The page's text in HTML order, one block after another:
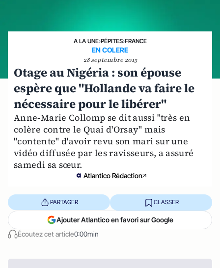
A LA UNE›PÉPITES›FRANCE
EN COLERE
28 septembre 2013
Otage au Nigéria : son épouse
espère que "Hollande va faire le
nécessaire pour le libérer"
Anne-Marie Collomp se dit aussi "très en
colère contre le Quai d'Orsay" mais
"contente" d'avoir revu son mari sur une
vidéo diffusée par les ravisseurs, a assuré
samedi sa sœur.
Atlantico Rédaction
Écoutez cet article0:00min
PARTAGER CLASSER
Ajouter Atlantico en favori sur Google